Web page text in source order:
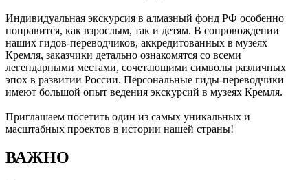
Индивидуальная экскурсия в алмазный фонд РФ особенно
понравится, как взрослым, так и детям. В сопровождении
наших гидов-переводчиков, аккредитованных в музеях
Кремля, заказчики детально ознакомятся со всеми
легендарными местами, сочетающими символы различных
эпох в развитии России. Персональные гиды-переводчики
имеют большой опыт ведения экскурсий в музеях Кремля.
Приглашаем посетить один из самых уникальных и
масштабных проектов в истории нашей страны!
ВАЖНО